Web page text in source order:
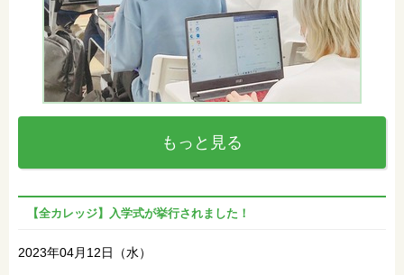
もっと見る
【全カレッジ】入学式が挙行されました！
2023年04月12日（水）